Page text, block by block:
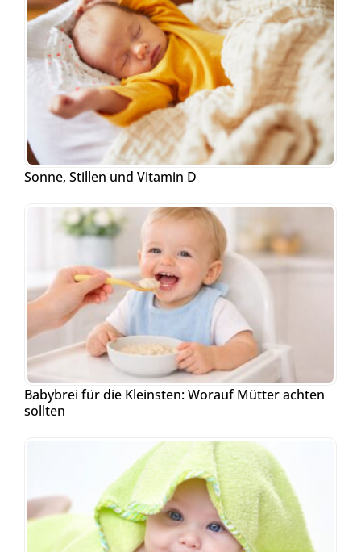
Sonne, Stillen und Vitamin D
Babybrei für die Kleinsten: Worauf Mütter achten
sollten